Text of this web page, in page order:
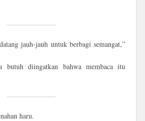
jauh-jauh untuk berbagi semangat,”
butuh diingatkan bahwa membaca itu
haru.